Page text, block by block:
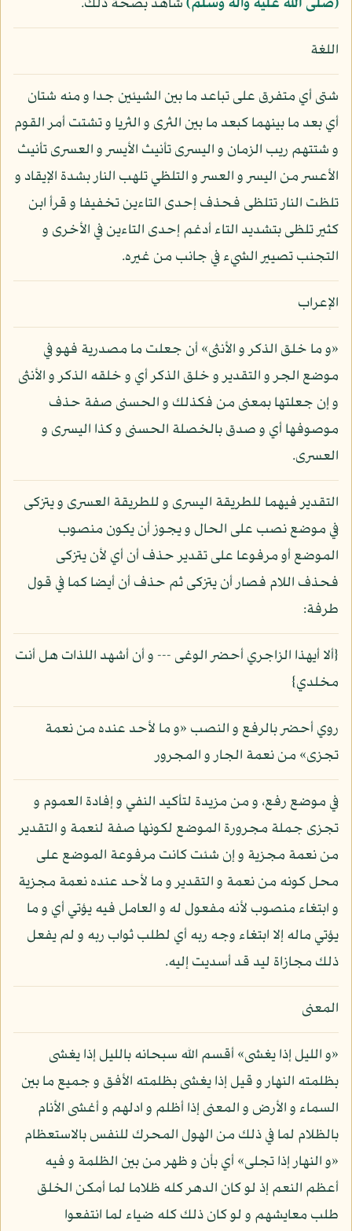
(صلى الله عليه وآله وسلم)شاهد بصحة ذلك.
اللغة
شتى أي متفرق على تباعد ما بين الشيئين جدا و منه شتان
أي بعد ما بينهما كبعد ما بين الثرى و الثريا و تشتت أمر القوم
و شتتهم ريب الزمان و اليسرى تأنيث الأيسر و العسرى تأنيث
الأعسر من اليسر و العسر و التلظي تلهب النار بشدة الإيقاد و
تلظت النار تتلظى فحذف إحدى التاءين تخفيفا و قرأ ابن
كثير تلظى بتشديد التاء أدغم إحدى التاءين في الأخرى و
التجنب تصيير الشيء في جانب من غيره.
الإعراب
«و ما خلق الذكر و الأنثى» أن جعلت ما مصدرية فهو في
موضع الجر و التقدير و خلق الذكر أي و خلقه الذكر و الأنثى
و إن جعلتها بمعنى من فكذلك و الحسنى صفة حذف
موصوفها أي و صدق بالخصلة الحسنى و كذا اليسرى و
العسرى.
التقدير فيهما للطريقة اليسرى و للطريقة العسرى و يتزكى
في موضع نصب على الحال و يجوز أن يكون منصوب
الموضع أو مرفوعا على تقدير حذف أن أي لأن يتزكى
فحذف اللام فصار أن يتزكى ثم حذف أن أيضا كما في قول
طرفة:
{ألا أيهذا الزاجري أحضر الوغى --- و أن أشهد اللذات هل أنت
مخلدي}
روي أحضر بالرفع و النصب «و ما لأحد عنده من نعمة
تجزى» من نعمة الجار و المجرور
في موضع رفع، و من مزيدة لتأكيد النفي و إفادة العموم و
تجزى جملة مجرورة الموضع لكونها صفة لنعمة و التقدير
من نعمة مجزية و إن شئت كانت مرفوعة الموضع على
محل كونه من نعمة و التقدير و ما لأحد عنده نعمة مجزية
و ابتغاء منصوب لأنه مفعول له و العامل فيه يؤتي أي و ما
يؤتي ماله إلا ابتغاء وجه ربه أي لطلب ثواب ربه و لم يفعل
ذلك مجازاة ليد قد أسديت إليه.
المعنى
«و الليل إذا يغشى» أقسم الله سبحانه بالليل إذا يغشى
بظلمته النهار و قيل إذا يغشى بظلمته الأفق و جميع ما بين
السماء و الأرض و المعنى إذا أظلم و ادلهم و أغشى الأنام
بالظلام لما في ذلك من الهول المحرك للنفس بالاستعظام
«و النهار إذا تجلى» أي بأن و ظهر من بين الظلمة و فيه
أعظم النعم إذ لو كان الدهر كله ظلاما لما أمكن الخلق
طلب معايشهم و لو كان ذلك كله ضياء لما انتفعوا